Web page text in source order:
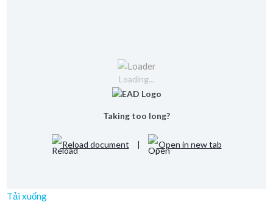
Loading...
Taking too long?
Reload document | Open in new tab
Tải xuống